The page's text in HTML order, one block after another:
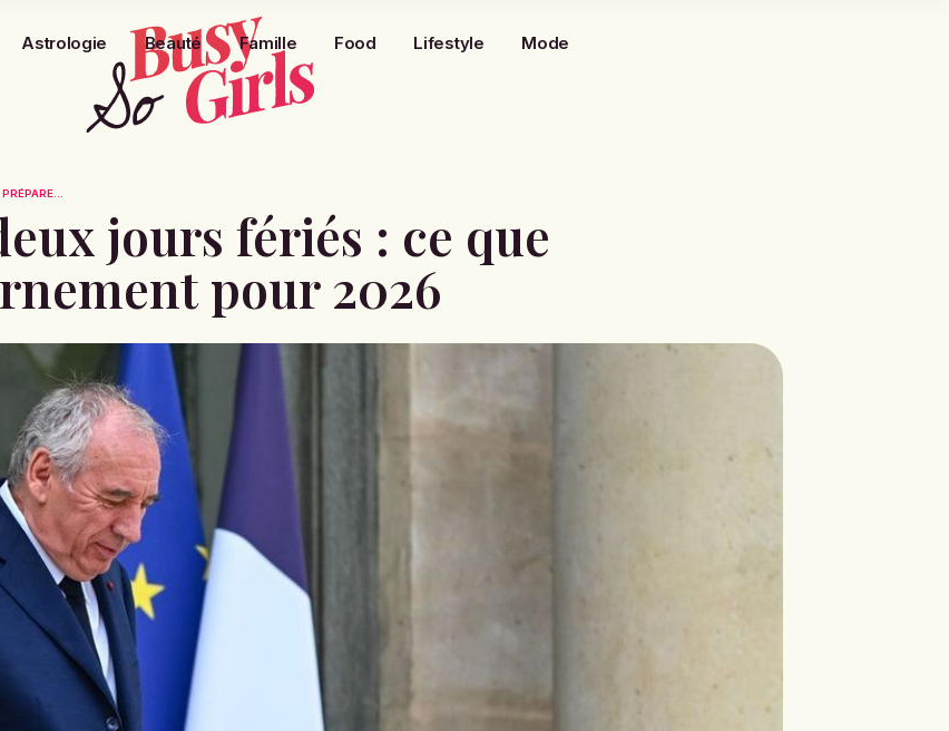
Astrologie Beauté Famille Food Lifestyle Mode
jours fériés : ce que
pour 2026